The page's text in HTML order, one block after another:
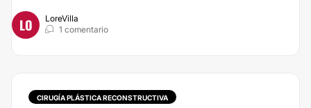
LO
LoreVilla
1 comentario
CIRUGÍA PLÁSTICA RECONSTRUCTIVA